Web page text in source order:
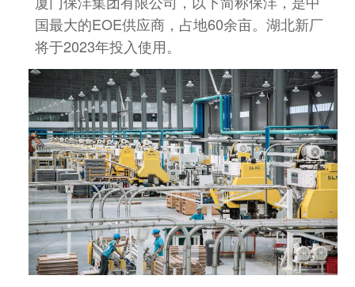
国最大的EOE供应商， 占地60余亩。湖北新厂
将于2023年投入使用。